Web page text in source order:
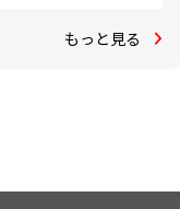
もっと見る